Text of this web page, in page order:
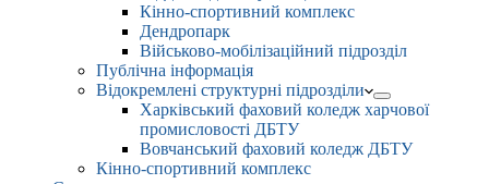
Кінно-спортивний комплекс
Дендропарк
Військово-мобілізаційний підрозділ
Публічна інформація
Відокремлені структурні підрозділи
Харківський фаховий коледж харчової
промисловості ДБТУ
Вовчанський фаховий коледж ДБТУ
Кінно-спортивний комплекс